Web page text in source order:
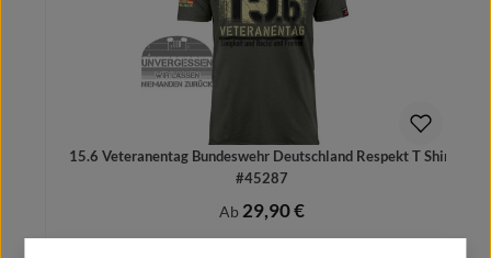
15.6 Veteranentag Bundeswehr Deutschland Respekt T Shirt
#45287
Regulärer Preis:
Ab 29,90 €